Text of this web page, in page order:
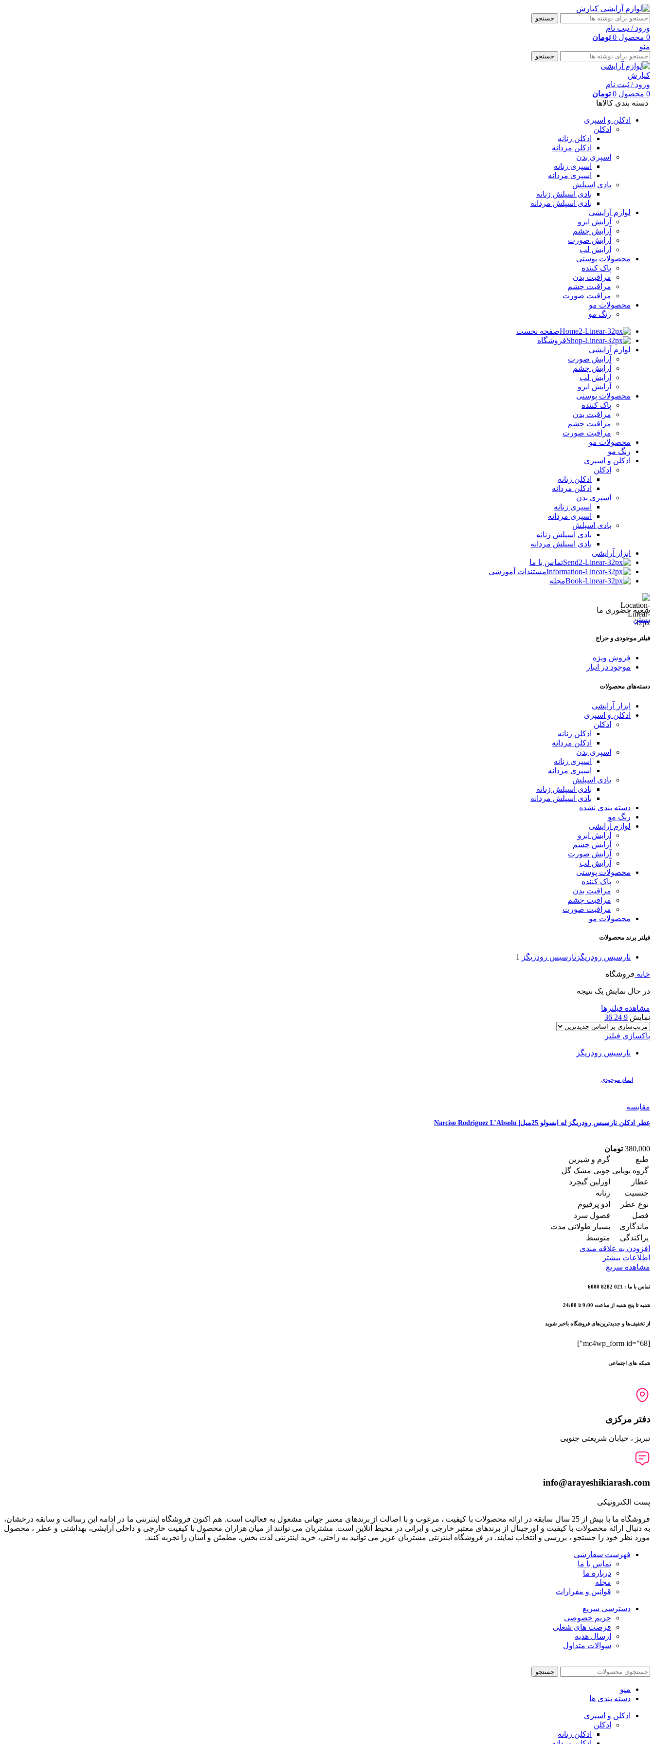
جستجو
ورود / ثبت نام
0 محصول 0 تومان
منو
جستجو
ورود / ثبت نام
0 محصول 0 تومان
دسته بندی کالاها
ادکلن و اسپری
ادکلن
ادکلن زنانه
ادکلن مردانه
اسپری بدن
اسپری زنانه
اسپری مردانه
بادی اسپلش
بادی اسپلش زنانه
بادی اسپلش مردانه
لوازم آرایشی
آرایش ابرو
آرایش چشم
آرایش صورت
آرایش لب
محصولات پوستی
پاک کننده
مراقبت بدن
مراقبت چشم
مراقبت صورت
محصولات مو
رنگ مو
صفحه نخست
فروشگاه
لوازم آرایشی
آرایش صورت
آرایش چشم
آرایش لب
آرایش ابرو
محصولات پوستی
پاک کننده
مراقبت بدن
مراقبت چشم
مراقبت صورت
محصولات مو
رنگ مو
ادکلن و اسپری
ادکلن
ادکلن زنانه
ادکلن مردانه
اسپری بدن
اسپری زنانه
اسپری مردانه
بادی اسپلش
بادی اسپلش زنانه
بادی اسپلش مردانه
ابزار آرایشی
تماس با ما
مستندات آموزشی
مجله
شعبه حضوری ما
بستن
فیلتر موجودی و حراج
فروش ویژه
موجود در انبار
دسته‌های محصولات
ابزار آرایشی
ادکلن و اسپری
ادکلن
ادکلن زنانه
ادکلن مردانه
اسپری بدن
اسپری زنانه
اسپری مردانه
بادی اسپلش
بادی اسپلش زنانه
بادی اسپلش مردانه
دسته بندی نشده
رنگ مو
لوازم آرایشی
آرایش ابرو
آرایش چشم
آرایش صورت
آرایش لب
محصولات پوستی
پاک کننده
مراقبت بدن
مراقبت چشم
مراقبت صورت
محصولات مو
فیلتر برند محصولات
نارسیس رودریگز نارسیس رودریگز 1
خانه فروشگاه
در حال نمایش یک نتیجه
مشاهده فیلترها
نمایش 9
24
36
پاکسازی فیلتر
نارسیس رودریگز
اتمام موجودی
مقایسه
عطر ادکلن نارسیس رودریگز له ابسولو 25میل| Narciso Rodriguez L’Absolu
380,000 تومان
طبع
گرم و شیرین
گروه بویایی چوبی مشک گل
عطار
اورلین گیچرد
جنسیت
زنانه
نوع عطر
ادو پرفیوم
فصل
فصول سرد
ماندگاری
بسیار طولانی مدت
پراکندگی
متوسط
افزودن به علاقه مندی
اطلاعات بیشتر
مشاهده سریع
تماس با ما : 021 8282 6000
شنبه تا پنج شنبه از ساعت 9:00 تا 24:00
از تخفیف‌ها و جدیدترین‌های فروشگاه باخبر شوید
[mc4wp_form id="68"]
شبکه های اجتماعی
دفتر مرکزی
تبریز ، خیابان شریعتی جنوبی
info@arayeshikiarash.com
پست الکترونیکی
فروشگاه ما با بیش از 25 سال سابقه در ارائه محصولات با کيفيت ، مرغوب و با اصالت از برندهای معتبر جهانی مشغول به فعاليت است. هم اکنون فروشگاه اینترنتی ما در ادامه اين رسالت و سابقه درخشان،
به دنبال ارائه محصولات با کيفيت و اورجينال از برندهای معتبر خارجی و ايرانی در محيط آنلاين است. مشتريان می توانند از ميان هزاران محصول با کيفيت خارجی و داخلی آرایشی، بهداشتی و عطر ، محصول
مورد نظر خود را جستجو ، بررسی و انتخاب نمايند. در فروشگاه اینترنتی مشتريان عزیز می توانيد به راحتی، خرید اینترنتی لذت بخش، مطمئن و آسان را تجربه کنند.
فهرست سفارشی
تماس با ما
درباره ما
مجله
قوانین و مقرارات
دسترسی سریع
حریم خصوصی
فرصت های شغلی
ارسال هدیه
سوالات متداول
جستجو
منو
دسته بندی ها
ادکلن و اسپری
ادکلن
ادکلن زنانه